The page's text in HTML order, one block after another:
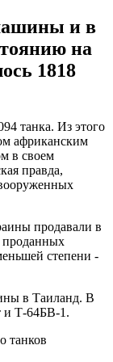
и в
на
1818
танка. Из этого
африканским
в своем
правда,
продавали в
степени -
в Таиланд. В
и Т-64БВ-1.
танков